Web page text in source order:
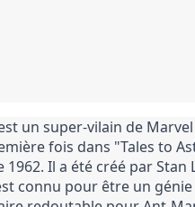
un super-vilain de
fois dans "Tales to
Il a été créé par Stan
connu pour être un